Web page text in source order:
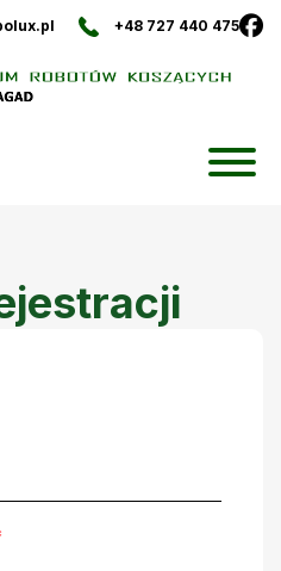
+48 727 440 475